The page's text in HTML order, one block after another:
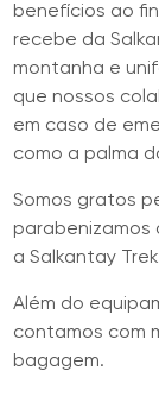
benefícios ao
recebe da
montanha e
que nossos
em caso de
como a palma
Somos gratos
parabenizamos
a Salkantay
Além do
contamos com
bagagem.